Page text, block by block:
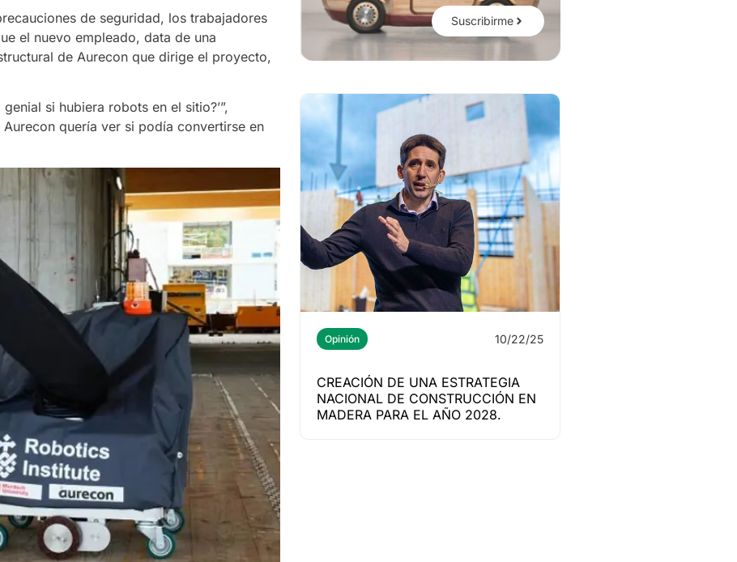
de seguridad, los trabajadores
el nuevo empleado, data de una
de Aurecon que dirige el proyecto,
si hubiera robots en el sitio?’”,
quería ver si podía convertirse en
Suscribirme
Opinión 10/22/25
CREACIÓN DE UNA ESTRATEGIA
NACIONAL DE CONSTRUCCIÓN EN
MADERA PARA EL AÑO 2028.